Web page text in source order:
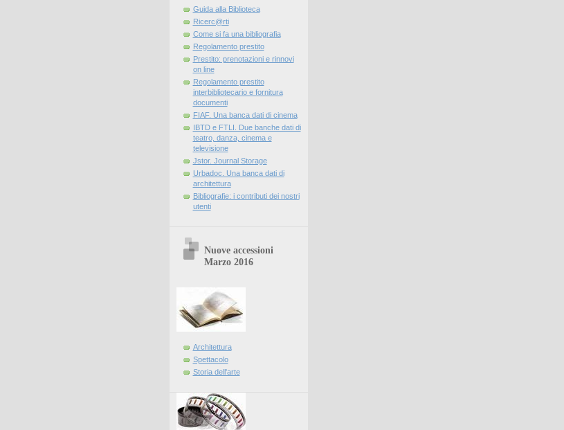
Guida alla Biblioteca
Ricerc@rti
Come si fa una bibliografia
Regolamento prestito
Prestito: prenotazioni e rinnovi
on line
Regolamento prestito
interbibliotecario e fornitura
documenti
FIAF. Una banca dati di cinema
IBTD e FTLI. Due banche dati di
teatro, danza, cinema e
televisione
Jstor. Journal Storage
Urbadoc. Una banca dati di
architettura
Bibliografie: i contributi dei nostri
utenti
Nuove accessioni
Marzo 2016
Architettura
Spettacolo
Storia dell'arte